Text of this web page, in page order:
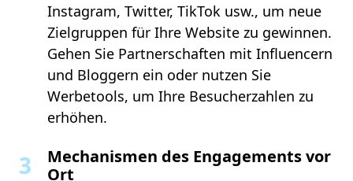
Instagram, Twitter, TikTok usw., um neue
Zielgruppen für Ihre Website zu gewinnen.
Gehen Sie Partnerschaften mit Influencern
und Bloggern ein oder nutzen Sie
Werbetools, um Ihre Besucherzahlen zu
erhöhen.
Mechanismen des Engagements vor
Ort